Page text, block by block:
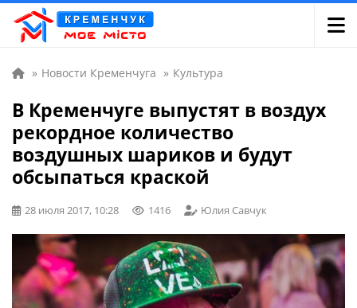
» Новости Кременчуга » Культура
В Кременчуге выпустят в воздух
рекордное количество
воздушных шариков и будут
обсыпаться краской
28 июля 2017, 10:28 1416 Юлия Савчук